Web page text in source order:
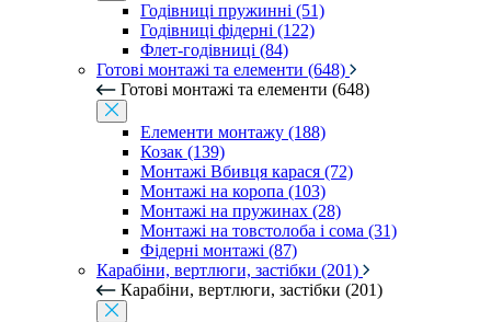
Годівниці пружинні (51)
Годівниці фідерні (122)
Флет-годівниці (84)
Готові монтажі та елементи (648)
Готові монтажі та елементи (648)
Елементи монтажу (188)
Козак (139)
Монтажі Вбивця карася (72)
Монтажі на коропа (103)
Монтажі на пружинах (28)
Монтажі на товстолоба і сома (31)
Фідерні монтажі (87)
Карабіни, вертлюги, застібки (201)
Карабіни, вертлюги, застібки (201)